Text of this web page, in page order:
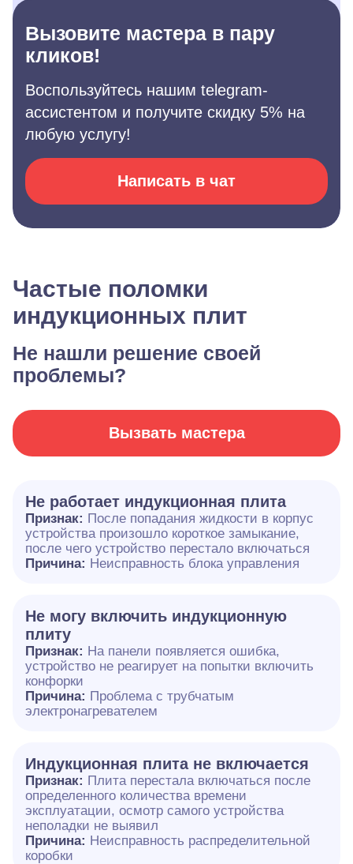
Вызовите мастера в пару
кликов!
Воспользуйтесь нашим telegram-
ассистентом и получите скидку 5% на
любую услугу!
Написать в чат
Частые поломки
индукционных плит
Не нашли решение своей
проблемы?
Вызвать мастера
Не работает индукционная плита
Признак: После попадания жидкости в корпус
устройства произошло короткое замыкание,
после чего устройство перестало включаться
Причина: Неисправность блока управления
Не могу включить индукционную
плиту
Признак: На панели появляется ошибка,
устройство не реагирует на попытки включить
конфорки
Причина: Проблема с трубчатым
электронагревателем
Индукционная плита не включается
Признак: Плита перестала включаться после
определенного количества времени
эксплуатации, осмотр самого устройства
неполадки не выявил
Причина: Неисправность распределительной
коробки